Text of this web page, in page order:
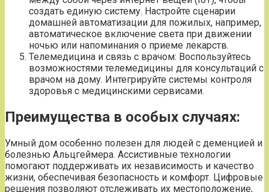
создать единую систему. Настройте сценарии
домашней автоматизации для пожилых, например,
автоматическое включение света при движении
ночью или напоминания о приеме лекарств.
Телемедицина и связь с врачом: Воспользуйтесь
возможностями телемедицины для консультаций с
врачом на дому. Интегрируйте системы контроля
здоровья с медицинскими сервисами.
Преимущества в особых случаях:
Умный дом особенно полезен для людей с деменцией и
болезнью Альцгеймера. Ассистивные технологии
помогают поддерживать их независимость и качество
жизни, обеспечивая безопасность и комфорт. Цифровые
решения позволяют отслеживать их местоположение,